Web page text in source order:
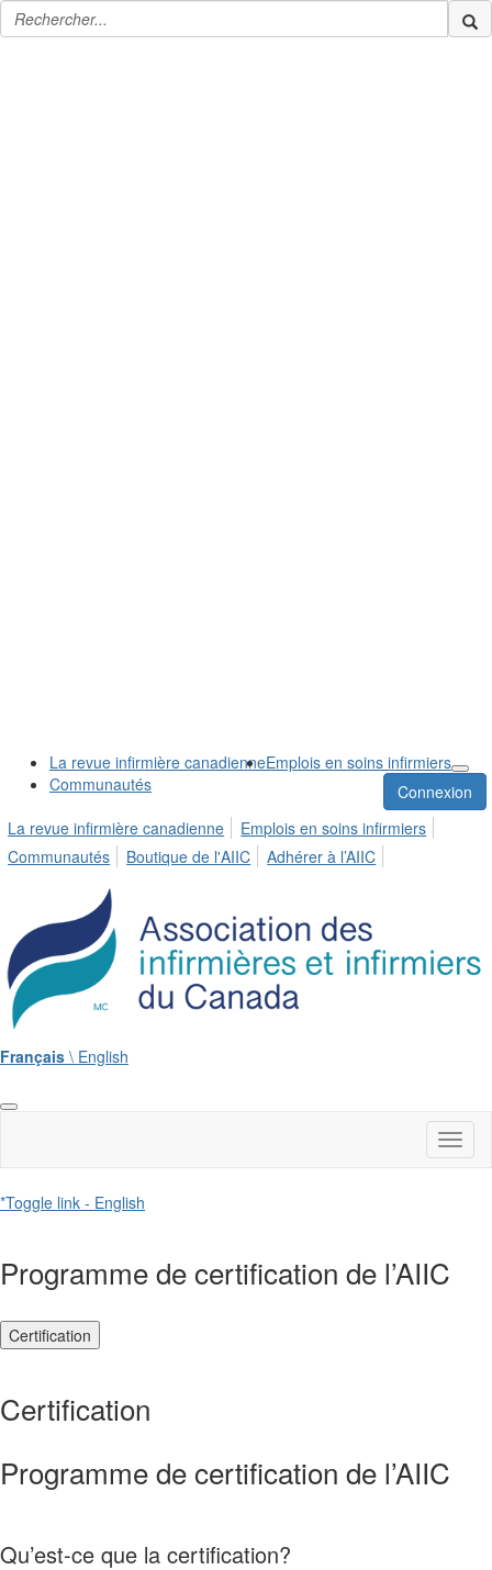
La revue infirmière canadienneEmplois en soins infirmiers
Communautés
Connexion
La revue infirmière canadienne
Emplois en soins infirmiers
Communautés
Boutique de l'AIIC Adhérer à l’AIIC
Français \ English
*Toggle link - English
Programme de certification de l’AIIC
Certification
Certification
Programme de certification de l’AIIC
Qu’est-ce que la certification?